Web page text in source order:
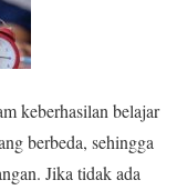
keberhasilan belajar
berbeda, sehingga
Jika tidak ada